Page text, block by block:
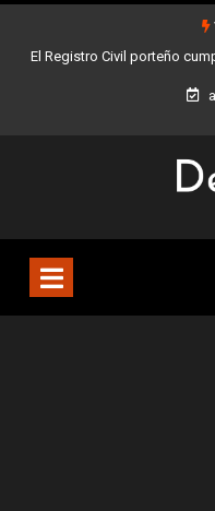
servicios Buenos Aires sumó